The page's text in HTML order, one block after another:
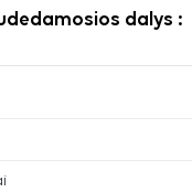
dalys :